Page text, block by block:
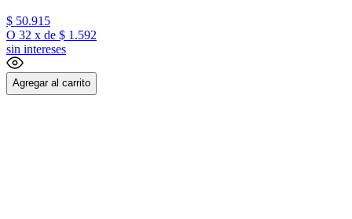
$ 50.915
O 32 x de $ 1.592
sin intereses
Agregar al carrito